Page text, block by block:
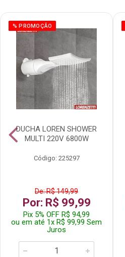
% PROMOÇÃO
DUCHA LOREN SHOWER
MULTI 220V 6800W
Código: 225297
De: R$ 149,99
Por: R$ 99,99
Pix 5% OFF R$ 94,99
ou em até 1x R$ 99,99 Sem
Juros